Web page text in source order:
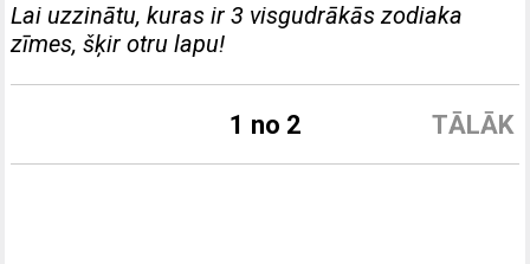
Lai uzzinātu, kuras ir 3 visgudrākās zodiaka
zīmes, šķir otru lapu!
TĀLĀK
1 no 2